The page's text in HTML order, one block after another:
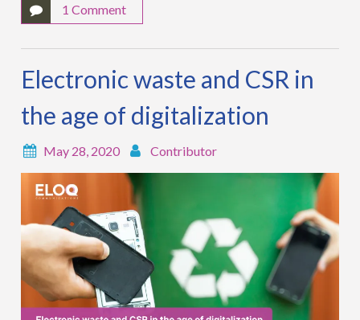
1 Comment
Electronic waste and CSR in
the age of digitalization
May 28, 2020 Contributor